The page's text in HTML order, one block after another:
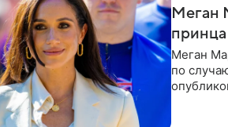
Меган
Меган
по